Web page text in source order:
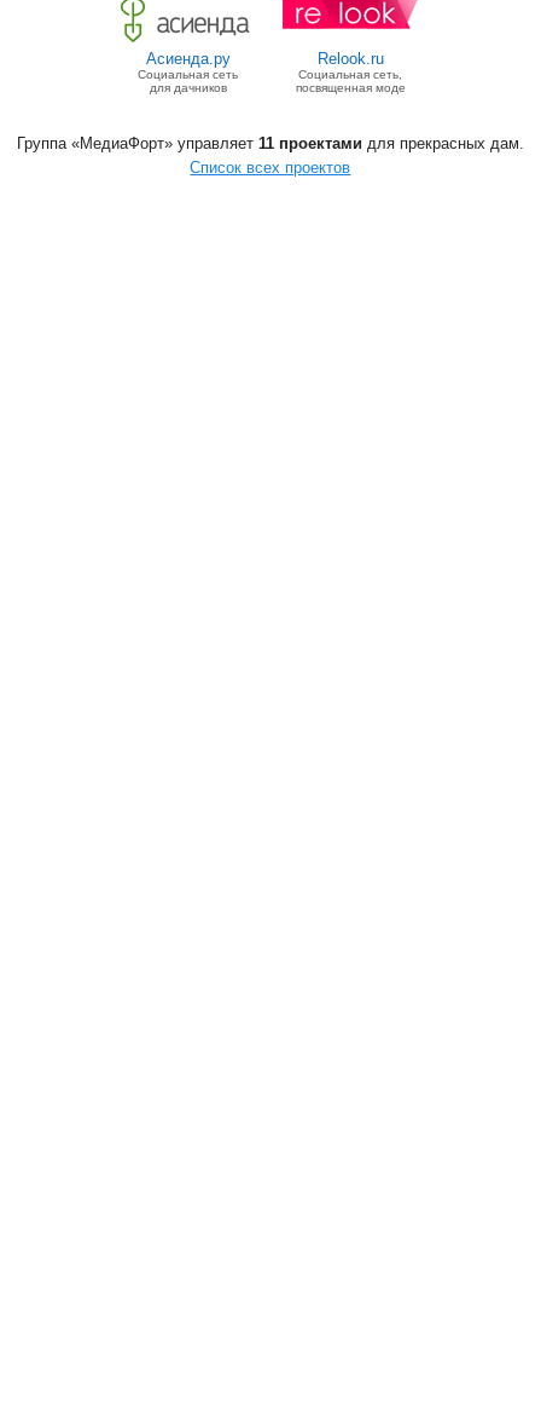
Асиенда.ру
Социальная сеть
для дачников
Relook.ru
Социальная сеть,
посвященная моде
Группа «МедиаФорт» управляет 11 проектами для прекрасных дам.
Список всех проектов